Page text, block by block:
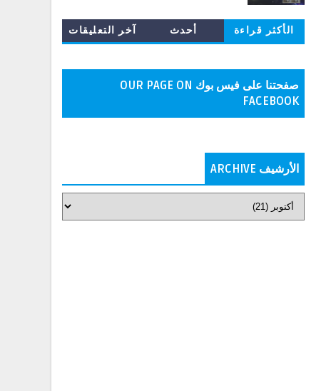
الأكثر قراءة
أحدث
آخر التعليقات
صفحتنا على فيس بوك OUR PAGE ON
FACEBOOK
الأرشيف ARCHIVE